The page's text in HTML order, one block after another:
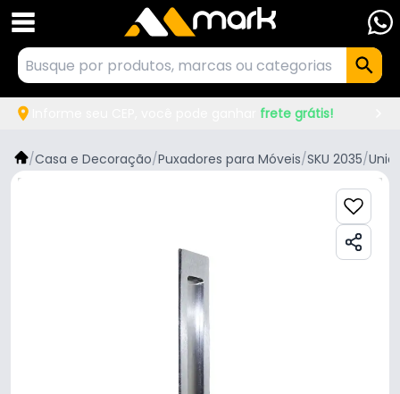
frete grátis!
/Casa e Decoração/Puxadores para Móveis/SKU 2035/